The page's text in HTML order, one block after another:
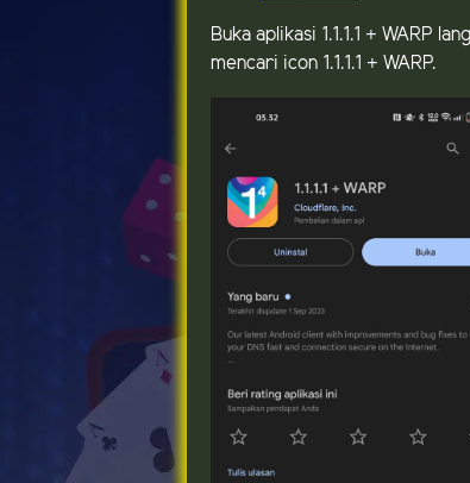
Buka aplikasi 1.1.1.1 + WARP
mencari icon 1.1.1.1 + WARP.